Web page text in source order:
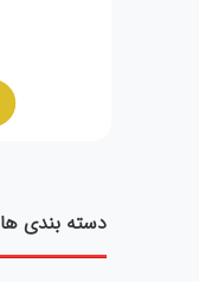
دسته بندی ها